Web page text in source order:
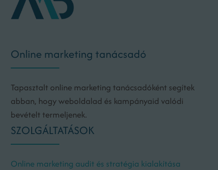
Online marketing tanácsadó
Tapasztalt online marketing tanácsadóként segítek
abban, hogy weboldalad és kampányaid valódi
bevételt termeljenek.
SZOLGÁLTATÁSOK
Online marketing audit és stratégia kialakítása